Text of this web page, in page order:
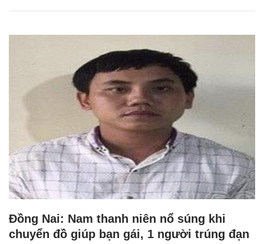
Đồng Nai: Nam thanh niên nổ súng khi
chuyển đồ giúp bạn gái, 1 người trúng đạn